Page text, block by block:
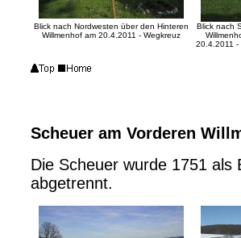
Blick nach Nordwesten über den Hinteren
Willmenhof am 20.4.2011 - Wegkreuz
Blick nach
20.4.2011
Scheuer am Vorderen
Die Scheuer wurde 1751 als
abgetrennt.